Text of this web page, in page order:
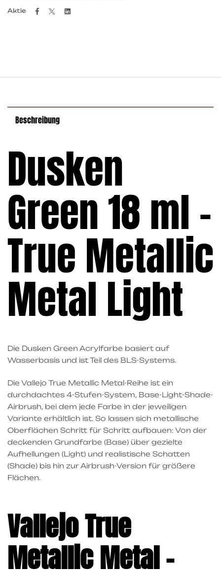
Aktie Facebook
TwitterLinkedin
Beschreibung
Dusken
Green 18 ml –
True Metallic
Metal Light
Die Dusken Green Acrylfarbe basiert auf
Wasserbasis und ist Teil des BLS-Systems.
Die Vallejo True Metallic Metal-Reihe ist ein
durchdachtes 4-Stufen-System, Base-Light-Shade-
Airbrush, bei dem jede Farbe in der jeweiligen
Variante erhältlich ist. So lassen sich metallische
Oberflächen Schritt für Schritt aufbauen: Von der
deckenden Grundfarbe (Base) über gezielte
Aufhellungen (Light) und realistische Schatten
(Shade) bis hin zur Airbrush-Version für größere
Flächen.
Vallejo True
Metallic Metal –